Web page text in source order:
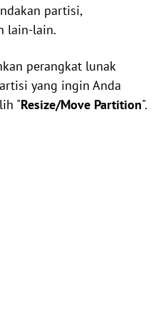
partisi,
lain-lain.
perangkat lunak
yang ingin Anda
"Resize/Move Partition".